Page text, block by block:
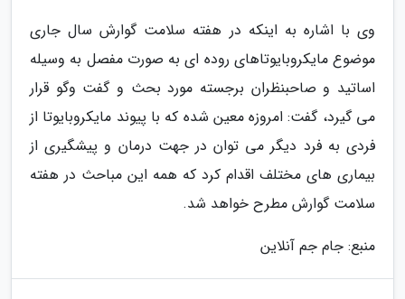
وی با اشاره به اینکه در هفته سلامت گوارش سال جاری
موضوع مایکروبایوتاهای روده ای به صورت مفصل به وسیله
اساتید و صاحبنظران برجسته مورد بحث و گفت وگو قرار
می گیرد، گفت: امروزه معین شده که با پیوند مایکروبایوتا از
فردی به فرد دیگر می توان در جهت درمان و پیشگیری از
بیماری های مختلف اقدام کرد که همه این مباحث در هفته
سلامت گوارش مطرح خواهد شد.
منبع: جام جم آنلاین